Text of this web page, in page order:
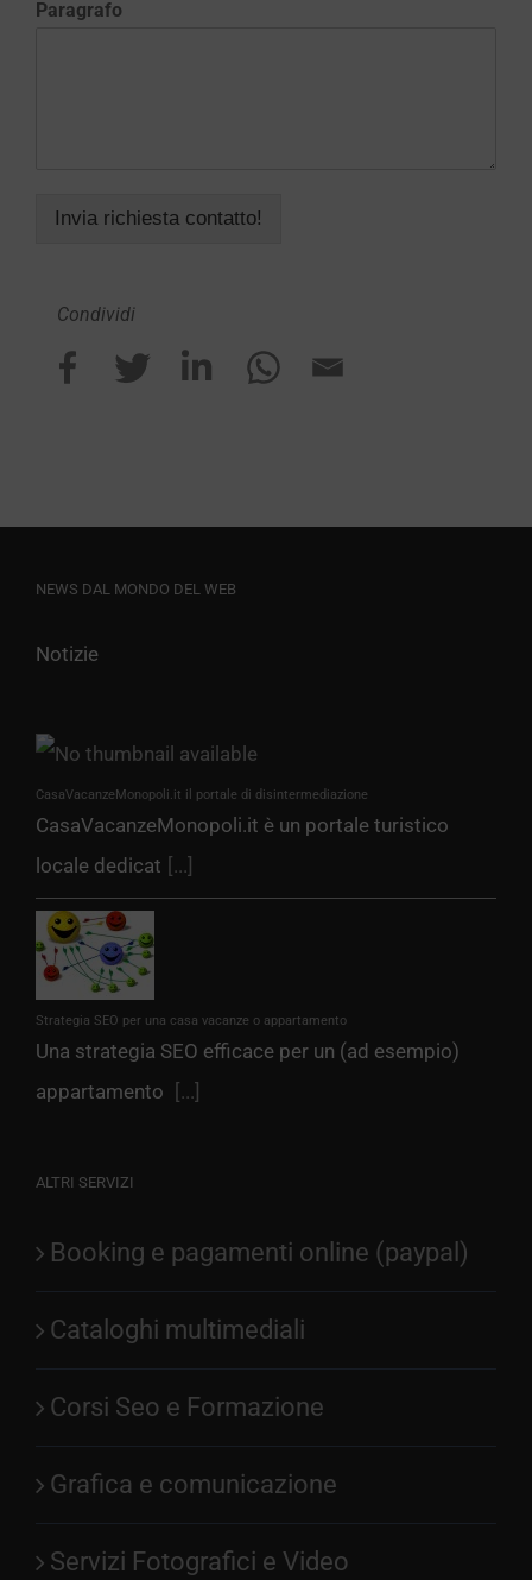
Paragrafo
Invia richiesta contatto!
Condividi
NEWS DAL MONDO DEL WEB
Notizie
CasaVacanzeMonopoli.it il portale di disintermediazione
CasaVacanzeMonopoli.it è un portale turistico
locale dedicat [...]
Strategia SEO per una casa vacanze o appartamento
Una strategia SEO efficace per un (ad esempio)
appartamento
[...]
ALTRI SERVIZI
Booking e pagamenti online (paypal)
Cataloghi multimediali
Corsi Seo e Formazione
Grafica e comunicazione
Servizi Fotografici e Video